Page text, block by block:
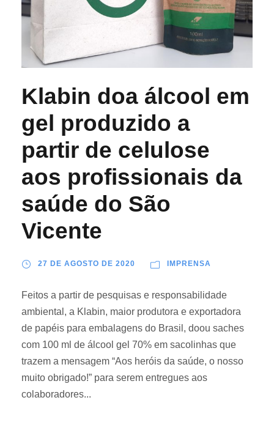
Klabin doa álcool em
gel produzido a
partir de celulose
aos profissionais da
saúde do São
Vicente
27 DE AGOSTO DE 2020 IMPRENSA
Feitos a partir de pesquisas e responsabilidade
ambiental, a Klabin, maior produtora e exportadora
de papéis para embalagens do Brasil, doou saches
com 100 ml de álcool gel 70% em sacolinhas que
trazem a mensagem “Aos heróis da saúde, o nosso
muito obrigado!” para serem entregues aos
colaboradores...